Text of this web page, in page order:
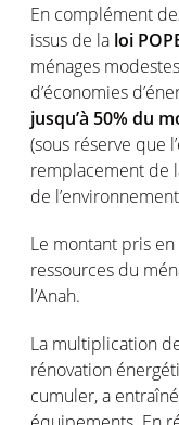
En complément
issus de la loi
ménages
d’économies
jusqu’à 50% du
(sous réserve que
remplacement de
de
Le montant pris
ressources du
l’Anah.
La multiplication
rénovation
cumuler, a